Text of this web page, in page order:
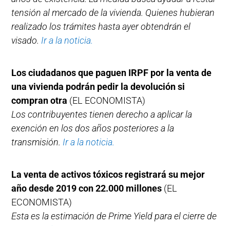
tensión al mercado de la vivienda. Quienes hubieran
realizado los trámites hasta ayer obtendrán el
visado. Ir a la noticia.
Los ciudadanos que paguen IRPF por la venta de
una vivienda podrán pedir la devolución si
compran otra (EL ECONOMISTA)
Los contribuyentes tienen derecho a aplicar la
exención en los dos años posteriores a la
transmisión. Ir a la noticia.
La venta de activos tóxicos registrará su mejor
año desde 2019 con 22.000 millones (EL
ECONOMISTA)
Esta es la estimación de Prime Yield para el cierre de